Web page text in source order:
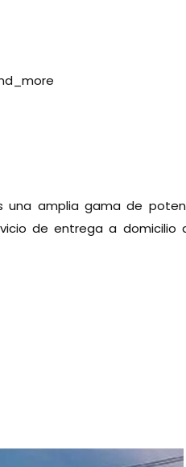
una amplia gama de
de entrega a domicilio